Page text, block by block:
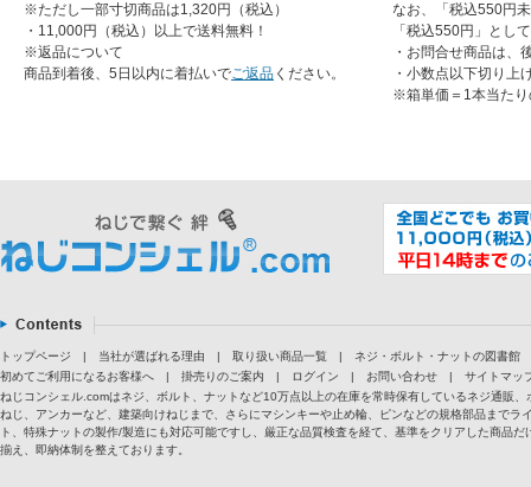
※ただし一部寸切商品は1,320円（税込）
・11,000円（税込）以上で送料無料！
※返品について
商品到着後、5日以内に着払いでご返品 ください。
なお、「税込550円
「税込550円」とし
・お問合せ商品は、
・小数点以下切り上
※箱単価＝1本当たり
トップページ | 当社が選ばれる理由 | 取り扱い商品一覧 |
ネジ・ボルト・ナットの図書館
初めてご利用になるお客様へ
| 掛売りのご案内 | ログイン | お問い合わせ |
サイトマッ
ねじコンシェル.comはネジ、ボルト、ナットなど10万点以上の在庫を常時保有しているネジ通販
ねじ、アンカーなど、建築向けねじまで、さらにマシンキーや止め輪、ピンなどの規格部品まで
ト、特殊ナットの製作/製造にも対応可能ですし、厳正な品質検査を経て、基準をクリアした商品
揃え、即納体制を整えております。